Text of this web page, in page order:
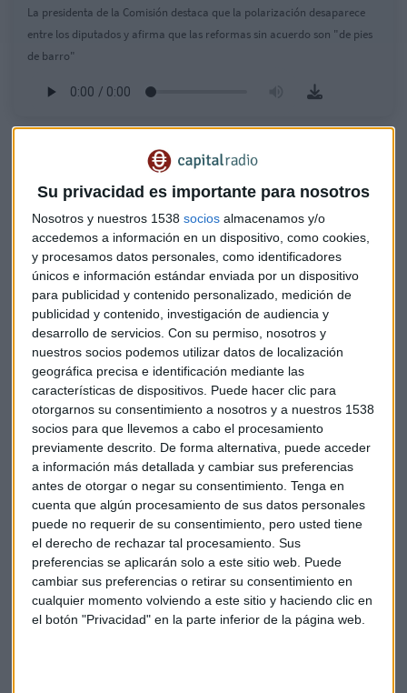
Su privacidad es importante para nosotros
Nosotros y nuestros 1538 socios almacenamos y/o
accedemos a información en un dispositivo, como cookies,
y procesamos datos personales, como identificadores
únicos e información estándar enviada por un dispositivo
para publicidad y contenido personalizado, medición de
publicidad y contenido, investigación de audiencia y
desarrollo de servicios. Con su permiso, nosotros y
nuestros socios podemos utilizar datos de localización
geográfica precisa e identificación mediante las
características de dispositivos. Puede hacer clic para
otorgarnos su consentimiento a nosotros y a nuestros 1538
socios para que llevemos a cabo el procesamiento
previamente descrito. De forma alternativa, puede acceder
a información más detallada y cambiar sus preferencias
antes de otorgar o negar su consentimiento. Tenga en
cuenta que algún procesamiento de sus datos personales
puede no requerir de su consentimiento, pero usted tiene
el derecho de rechazar tal procesamiento. Sus
preferencias se aplicarán solo a este sitio web. Puede
cambiar sus preferencias o retirar su consentimiento en
cualquier momento volviendo a este sitio y haciendo clic en
el botón "Privacidad" en la parte inferior de la página web.
La presidenta de la Comisión destaca que la polarización desaparece
entre los diputados y afirma que las reformas sin acuerdo son "de pies
de barro"
Financiación mixta del sistema
Aunque el último gran acuerdo por consenso se logró en
octubre de 2020,Perea explica que no se ha iniciado
formalmente una nueva revisión porque "estamos en
pleno despliegue todavía de reformas" y "aún se están
negociando cuestiones con los sindicatos y la
patronal". La Comisión trabaja ahora en "cuestiones clave
de futuro como la sostenibilidad, cómo ha funcionado la
revalorización de las pensiones y qué pasa con los